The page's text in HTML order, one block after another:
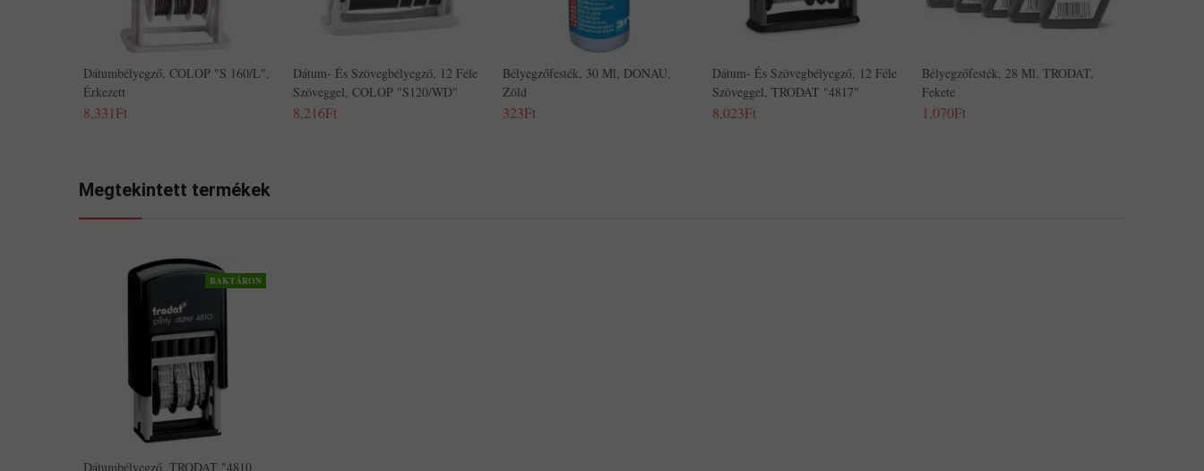
Dátumbélyegző, COLOP "S 160/L",
Érkezett
8,331Ft
Dátum- És Szövegbélyegző, 12 Féle
Szöveggel, COLOP "S120/WD"
8,216Ft
Bélyegzőfesték, 30 Ml, DONAU,
Zöld
323Ft
Dátum- És Szövegbélyegző, 12 Féle
Szöveggel, TRODAT "4817"
8,023Ft
Bélyegzőfesték, 28 Ml, TRODAT,
Fekete
1,070Ft
Megtekintett termékek
RAKTÁRON
Dátumbélyegző, TRODAT "4810